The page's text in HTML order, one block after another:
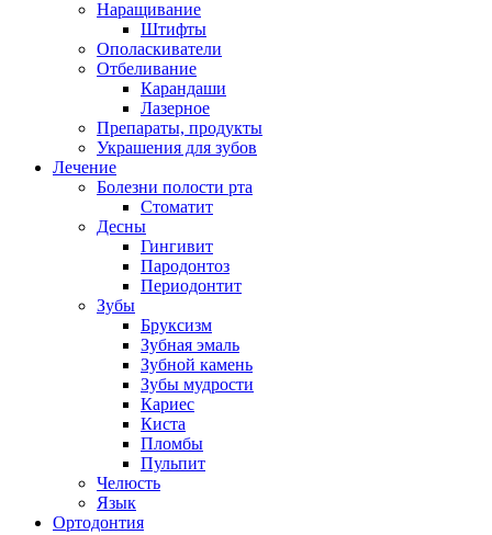
Наращивание
Штифты
Ополаскиватели
Отбеливание
Карандаши
Лазерное
Препараты, продукты
Украшения для зубов
Лечение
Болезни полости рта
Стоматит
Десны
Гингивит
Пародонтоз
Периодонтит
Зубы
Бруксизм
Зубная эмаль
Зубной камень
Зубы мудрости
Кариес
Киста
Пломбы
Пульпит
Челюсть
Язык
Ортодонтия